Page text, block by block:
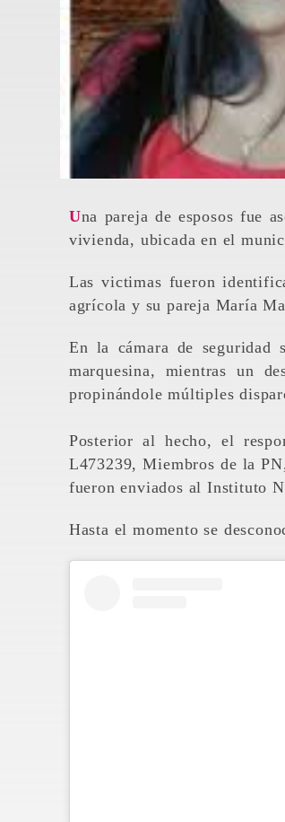
Una pareja de esposos fue asesinada a tiros la madrugada de este domingo, mientras llegaban a su
vivienda, ubicada en el
Las victimas fueron
agrícola y su pareja María
En la cámara de seguridad
marquesina, mientras un
propinándole múltiples
Posterior al hecho, el
L473239, Miembros de la
fueron enviados al Instituto
Hasta el momento se